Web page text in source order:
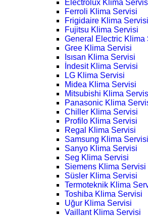
Electrolux Klima
Ferroli Klima Servisi
Frigidaire Klima Servisi
Fujitsu Klima Servisi
General Electric Klima
Gree Klima Servisi
Isısan Klima Servisi
İndesit Klima Servisi
LG Klima Servisi
Midea Klima Servisi
Mitsubishi Klima
Panasonic Klima
Chiller Klima Servisi
Profilo Klima Servisi
Regal Klima Servisi
Samsung Klima Servisi
Sanyo Klima Servisi
Seg Klima Servisi
Siemens Klima Servisi
Süsler Klima Servisi
Termoteknik Klima
Toshiba Klima Servisi
Uğur Klima Servisi
Vaillant Klima Servisi